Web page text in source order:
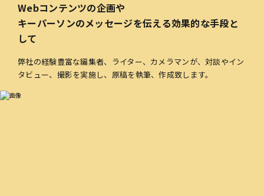
Webコンテンツの企画や
キーパーソンのメッセージを伝える効果的な手段と
して
弊社の経験豊富な編集者、ライター、カメラマンが、対談やイン
タビュー、撮影を実施し、原稿を執筆、作成致します。